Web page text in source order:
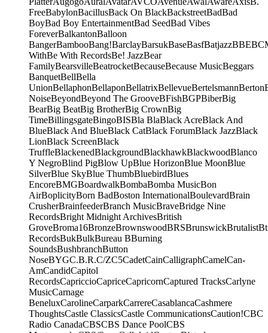
FreeBabylonBacillusBack On BlackBackstreetBadBad
BoyBad Boy EntertainmentBad SeedBad Vibes
ForeverBalkantonBalloon
BangerBambooBang!BarclayBarsukBaseBasfBatjazzBBE
WithBe With RecordsBe! JazzBear
FamilyBearsvilleBeatrocketBecauseBecause MusicBeggars
BanquetBellBella
UnionBellaphonBellaponBellatrixBellevueBertelsmannBerton
NoiseBeyondBeyond The GrooveBFishBGPBiberBig
BearBig BeatBig BrotherBig CrownBig
TimeBillingsgateBingoBISBla BlaBlack AcreBlack And
BlueBlack And BlueBlack CatBlack ForumBlack JazzBlack
LionBlack ScreenBlack
TruffleBlackenedBlackgroundBlackhawkBlackwoodBlanco
Y NegroBlind PigBlow UpBlue HorizonBlue MoonBlue
SilverBlue SkyBlue ThumbBluebirdBlues
EncoreBMGBoardwalkBombaBomba MusicBon
AirBoplicityBorn BadBoston InternationalBoulevardBrain
CrusherBrainfeederBranch MusicBraveBridge Nine
RecordsBright Midnight ArchivesBritish
GroveBroma16BronzeBrownswoodBRSBrunswickBrutalist
RecordsBukBulkBureau BBurning
SoundsBushbranchButton
NoseBYGC.B.R.C/ZC5CadetCainCalligraphCamelCan-
AmCandidCapitol
RecordsCapriccioCapriceCapricornCaptured TracksCarlyne
MusicCarnage
BeneluxCarolineCarparkCarrereCasablancaCashmere
ThoughtsCastle ClassicsCastle CommunicationsCaution!CBC
Radio CanadaCBSCBS Dance PoolCBS